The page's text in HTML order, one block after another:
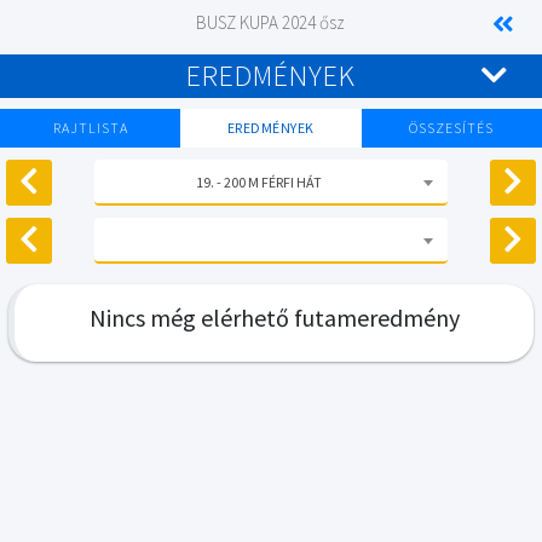
BUSZ KUPA 2024 ősz
EREDMÉNYEK
RAJTLISTA EREDMÉNYEK ÖSSZESÍTÉS
19. - 200 M FÉRFI HÁT
Nincs még elérhető futameredmény